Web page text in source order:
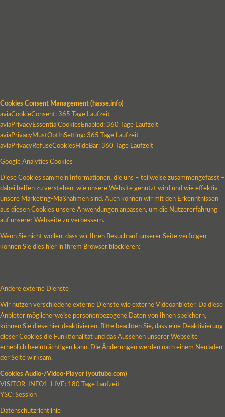
Cookies Consent Management (hasse.info)
aviaCookieConsent: 365 Tage Laufzeit
aviaPrivacyEssentialCookiesEnabled: 360 Tage Laufzeit
aviaPrivacyMustOptInSetting: 365 Tage Laufzeit
aviaPrivacyRefuseCookiesHideBar: 360 Tage Laufzeit
Google Analytics Cookies
Diese Cookies sammeln Informationen, die uns – teilweise zusammengefasst –
dabei helfen zu verstehen, wie unsere Website genutzt wird und wie effektiv
unsere Marketing-Maßnahmen sind. Auch können wir mit den Erkenntnissen
aus diesen Cookies unsere Anwendungen anpassen, um die Nutzererfahrung
auf unserer Webseite zu verbessern.
Wenn Sie nicht wollen, dass wir Ihren Besuch auf unserer Seite verfolgen
können Sie dies hier in Ihrem Browser blockieren:
Andere externe Dienste
Wir nutzen verschiedene externe Dienste wie externe Videoanbieter. Da diese
Anbieter möglicherweise personenbezogene Daten von Ihnen speichern,
können Sie diese hier deaktivieren. Bitte beachten Sie, dass eine Deaktivierung
dieser Cookies die Funktionalität und das Aussehen unserer Webseite
erheblich beeinträchtigen kann. Die Änderungen werden nach einem Neuladen
der Seite wirksam.
Cookies Audio-/Video-Player (youtube.com)
VISITOR_INFO1_LIVE: 180 Tage Laufzeit
YSC: Session
Datenschutzrichtlinie